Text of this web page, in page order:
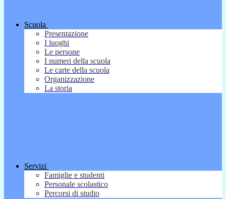
Scuola
Presentazione
I luoghi
Le persone
I numeri della scuola
Le carte della scuola
Organizzazione
La storia
Servizi
Famiglie e studenti
Personale scolastico
Percorsi di studio